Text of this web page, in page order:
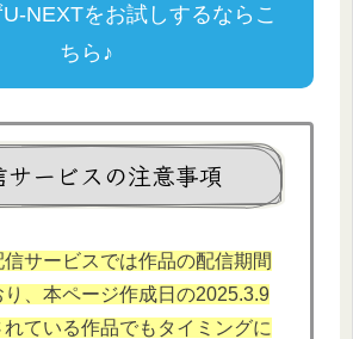
NEXTをお試しするならこ
ちら♪
サービスの注意事項
サービスでは作品の配信期間
、本ページ作成日の2025.3.9
ている作品でもタイミングに